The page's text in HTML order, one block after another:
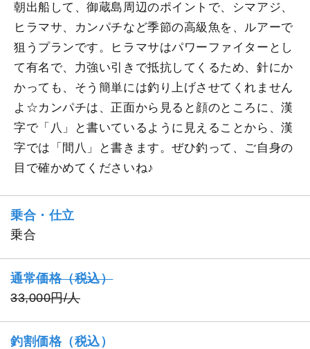
朝出船して、御蔵島周辺のポイントで、シマアジ、
ヒラマサ、カンパチなど季節の高級魚を、ルアーで
狙うプランです。ヒラマサはパワーファイターとし
て有名で、力強い引きで抵抗してくるため、針にか
かっても、そう簡単には釣り上げさせてくれません
よ☆カンパチは、正面から見ると顔のところに、漢
字で「八」と書いているように見えることから、漢
字では「間八」と書きます。ぜひ釣って、ご自身の
目で確かめてくださいね♪
乗合・仕立
乗合
通常価格（税込）
33,000円/人
釣割価格（税込）